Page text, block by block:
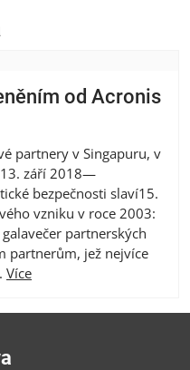
od Acronis
partnery v Singapuru, v
září 2018—
bezpečnosti slaví15.
vzniku v roce 2003:
partnerských
partnerům, jež nejvíce
Více